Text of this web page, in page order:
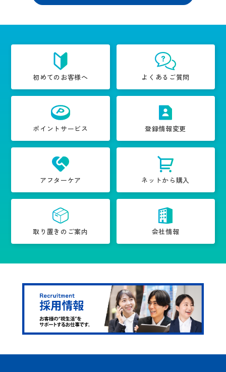
初めてのお客様へ よくあるご質問
ポイントサービス 登録情報変更
アフターケア ネットから購入
取り置きのご案内 会社情報